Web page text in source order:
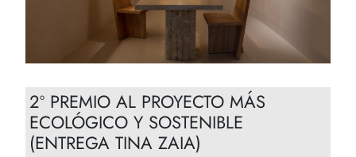
2º PREMIO AL PROYECTO MÁS
ECOLÓGICO Y SOSTENIBLE
(ENTREGA TINA ZAIA)